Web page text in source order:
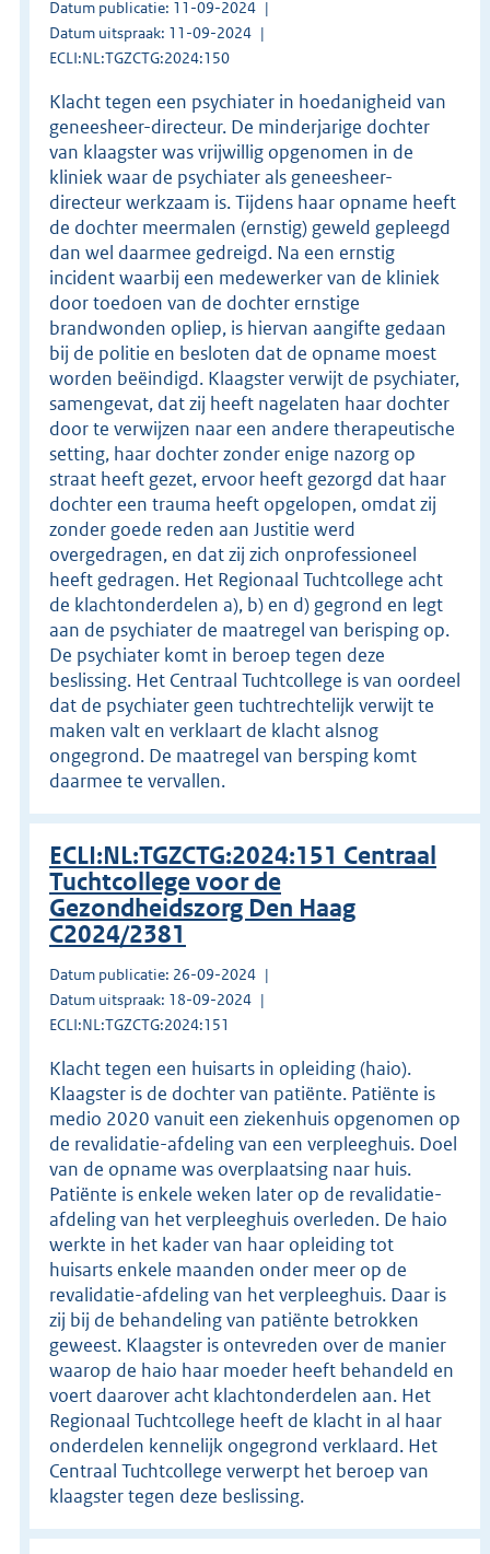
Datum publicatie: 11-09-2024
Datum uitspraak: 11-09-2024
ECLI:NL:TGZCTG:2024:150
Klacht tegen een psychiater in hoedanigheid van
geneesheer-directeur. De minderjarige dochter
van klaagster was vrijwillig opgenomen in de
kliniek waar de psychiater als geneesheer-
directeur werkzaam is. Tijdens haar opname heeft
de dochter meermalen (ernstig) geweld gepleegd
dan wel daarmee gedreigd. Na een ernstig
incident waarbij een medewerker van de kliniek
door toedoen van de dochter ernstige
brandwonden opliep, is hiervan aangifte gedaan
bij de politie en besloten dat de opname moest
worden beëindigd. Klaagster verwijt de psychiater,
samengevat, dat zij heeft nagelaten haar dochter
door te verwijzen naar een andere therapeutische
setting, haar dochter zonder enige nazorg op
straat heeft gezet, ervoor heeft gezorgd dat haar
dochter een trauma heeft opgelopen, omdat zij
zonder goede reden aan Justitie werd
overgedragen, en dat zij zich onprofessioneel
heeft gedragen. Het Regionaal Tuchtcollege acht
de klachtonderdelen a), b) en d) gegrond en legt
aan de psychiater de maatregel van berisping op.
De psychiater komt in beroep tegen deze
beslissing. Het Centraal Tuchtcollege is van oordeel
dat de psychiater geen tuchtrechtelijk verwijt te
maken valt en verklaart de klacht alsnog
ongegrond. De maatregel van bersping komt
daarmee te vervallen.
ECLI:NL:TGZCTG:2024:151 Centraal
Tuchtcollege voor de
Gezondheidszorg Den Haag
C2024/2381
Datum publicatie: 26-09-2024
Datum uitspraak: 18-09-2024
ECLI:NL:TGZCTG:2024:151
Klacht tegen een huisarts in opleiding (haio).
Klaagster is de dochter van patiënte. Patiënte is
medio 2020 vanuit een ziekenhuis opgenomen op
de revalidatie-afdeling van een verpleeghuis. Doel
van de opname was overplaatsing naar huis.
Patiënte is enkele weken later op de revalidatie-
afdeling van het verpleeghuis overleden. De haio
werkte in het kader van haar opleiding tot
huisarts enkele maanden onder meer op de
revalidatie-afdeling van het verpleeghuis. Daar is
zij bij de behandeling van patiënte betrokken
geweest. Klaagster is ontevreden over de manier
waarop de haio haar moeder heeft behandeld en
voert daarover acht klachtonderdelen aan. Het
Regionaal Tuchtcollege heeft de klacht in al haar
onderdelen kennelijk ongegrond verklaard. Het
Centraal Tuchtcollege verwerpt het beroep van
klaagster tegen deze beslissing.